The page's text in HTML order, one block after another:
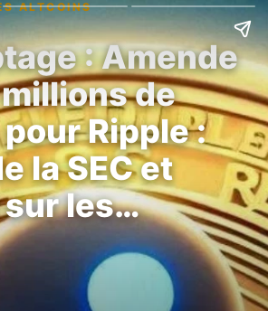
ALTCOINS
: Amende
de
Ripple :
la SEC et
les…